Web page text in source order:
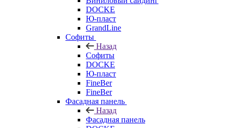
DOCKE
Ю-пласт
GrandLine
Софиты
Назад
Софиты
DOCKE
Ю-пласт
FineBer
FineBer
Фасадная панель
Назад
Фасадная панель